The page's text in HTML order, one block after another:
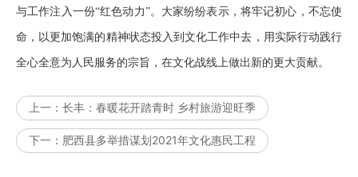
与工作注入一份“红色动力”。大家纷纷表示，将牢记初心，不忘使
命，以更加饱满的精神状态投入到文化工作中去，用实际行动践行
全心全意为人民服务的宗旨，在文化战线上做出新的更大贡献。
上一： 长丰：春暖花开踏青时 乡村旅游迎旺季
下一： 肥西县多举措谋划2021年文化惠民工程